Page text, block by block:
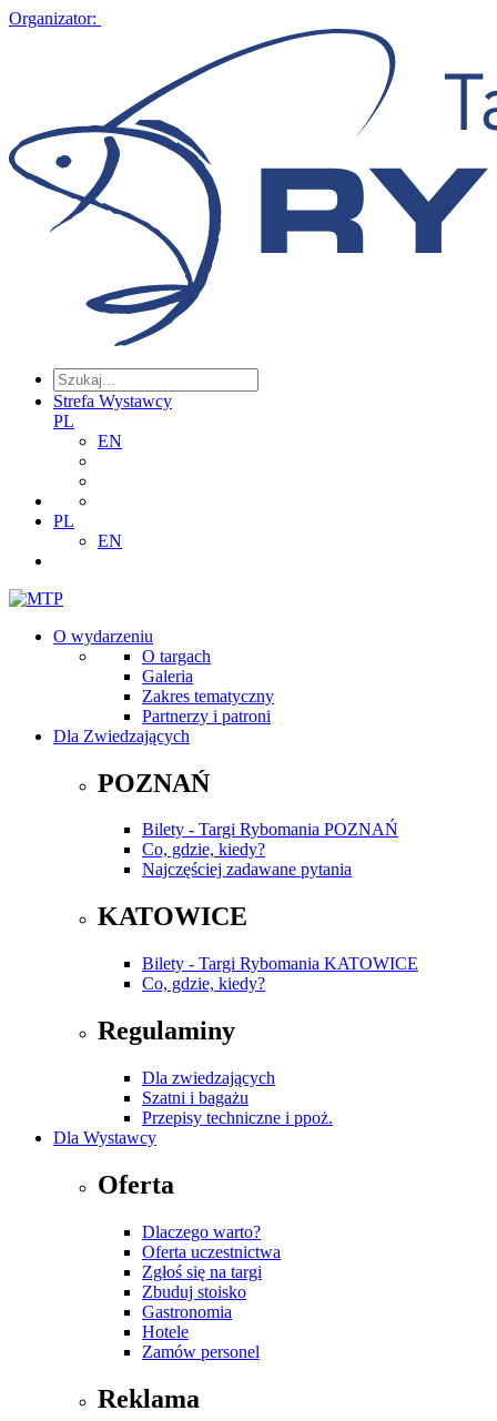
Organizator:
Strefa Wystawcy
PL
EN
PL
EN
O wydarzeniu
O targach
Galeria
Zakres tematyczny
Partnerzy i patroni
Dla Zwiedzających
POZNAŃ
Bilety - Targi Rybomania POZNAŃ
Co, gdzie, kiedy?
Najczęściej zadawane pytania
KATOWICE
Bilety - Targi Rybomania KATOWICE
Co, gdzie, kiedy?
Regulaminy
Dla zwiedzających
Szatni i bagażu
Przepisy techniczne i ppoż.
Dla Wystawcy
Oferta
Dlaczego warto?
Oferta uczestnictwa
Zgłoś się na targi
Zbuduj stoisko
Gastronomia
Hotele
Zamów personel
Reklama